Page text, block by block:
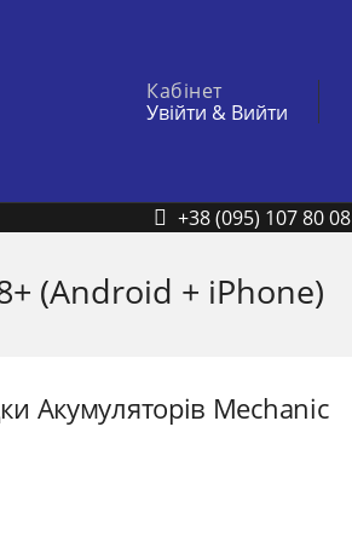
Кабінет
Увійти & Вийти
+38 (095) 107 80 08
(Android + iPhone)
Акумуляторів Mechanic